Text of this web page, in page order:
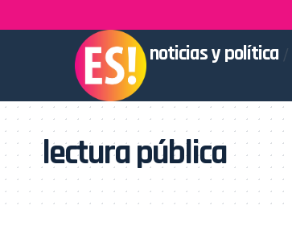
noticias y política
lectura pública